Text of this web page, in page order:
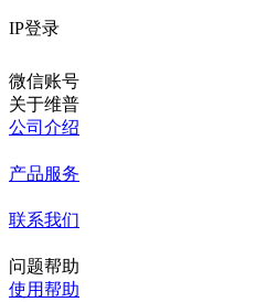
IP登录
微信账号
关于维普
公司介绍
产品服务
联系我们
问题帮助
使用帮助